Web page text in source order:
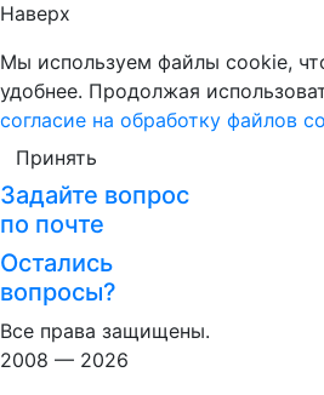
Наверх
Мы используем файлы cookie,
удобнее. Продолжая
согласие на обработку файлов
Принять
Задайте вопрос
по почте
Остались
вопросы?
Все права защищены.
2008 — 2026